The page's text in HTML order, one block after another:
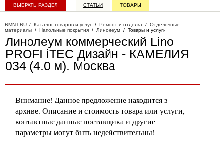
ВЫБРАТЬ РАЗДЕЛ СТАТЬИ ТОВАРЫ
RMNT.RU / Каталог товаров и услуг / Ремонт и отделка / Отделочные
материалы / Напольные покрытия / Линолеум / Товары и услуги
Линолеум коммерческий Lino
PROFI iTEC Дизайн - КАМЕЛИЯ
034 (4.0 м). Москва
Внимание! Данное предложение находится в
архиве. Описание и стоимость товара или услуги,
контактные данные поставщика и другие
параметры могут быть недействительны!